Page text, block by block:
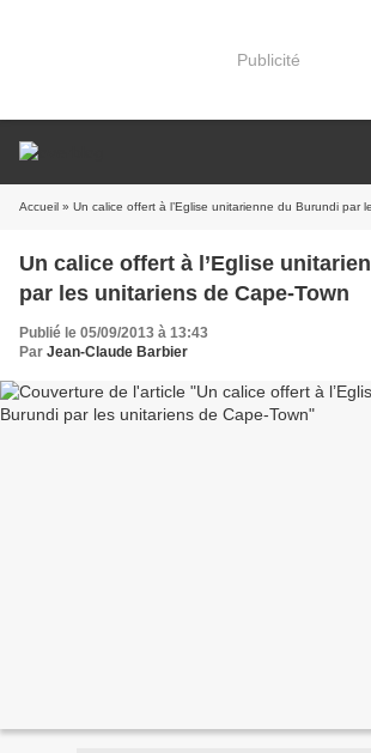
Publicité
Accueil » Un calice offert à l’Eglise unitarienne du Burundi par
Un calice offert à l’Eglise
par les unitariens de Cape-Town
Publié le 05/09/2013 à 13:43
Par Jean-Claude Barbier